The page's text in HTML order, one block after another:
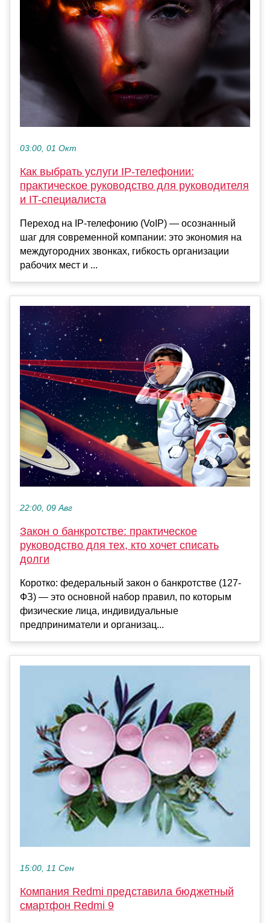
03:00, 01 Окт
Как выбрать услуги IP-телефонии:
практическое руководство для руководителя
и IT-специалиста
Переход на IP-телефонию (VoIP) — осознанный
шаг для современной компании: это экономия на
междугородних звонках, гибкость организации
рабочих мест и ...
22:00, 09 Авг
Закон о банкротстве: практическое
руководство для тех, кто хочет списать
долги
Коротко: федеральный закон о банкротстве (127-
ФЗ) — это основной набор правил, по которым
физические лица, индивидуальные
предприниматели и организац...
15:00, 11 Сен
Компания Redmi представила бюджетный
смартфон Redmi 9